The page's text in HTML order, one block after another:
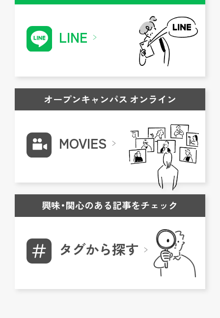
LINE
オープンキャンパス オンライン
MOVIES
興味・関心のある記事をチェック
タグから探す